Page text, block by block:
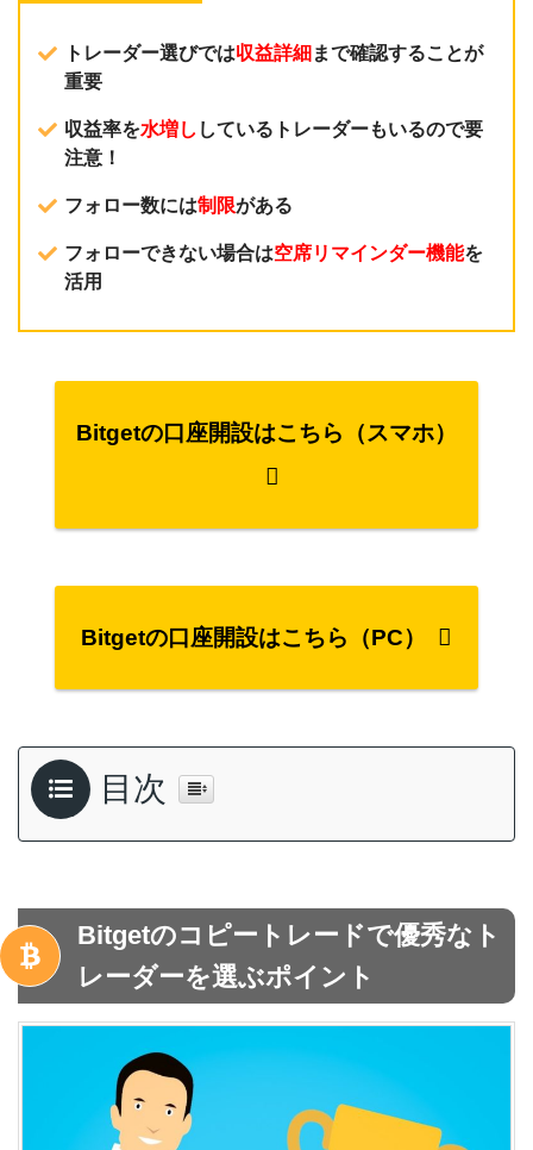
トレーダー選びでは収益詳細 まで確認することが
重要
収益率を水増し しているトレーダーもいるので要
注意！
フォロー数には制限がある
フォローできない場合は空席リマインダー機能を
活用
Bitgetの口座開設はこちら（スマホ）
Bitgetの口座開設はこちら（PC）
目次
Bitgetのコピートレードで優秀なト
レーダーを選ぶポイント